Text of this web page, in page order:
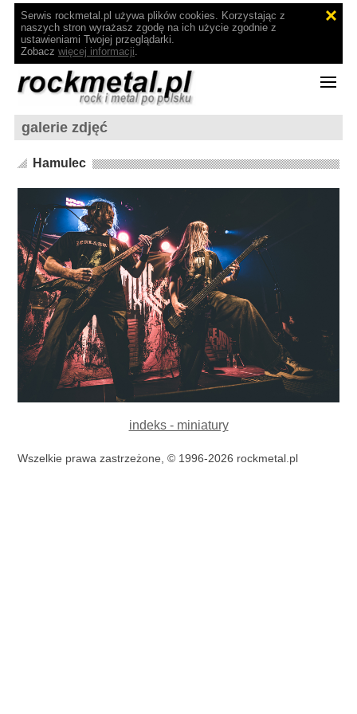
Serwis rockmetal.pl używa plików cookies. Korzystając z
naszych stron wyrażasz zgodę na ich użycie zgodnie z
ustawieniami Twojej przeglądarki.
Zobacz więcej informacji.
galerie zdjęć
Hamulec
indeks - miniatury
Wszelkie prawa zastrzeżone, © 1996-2026 rockmetal.pl